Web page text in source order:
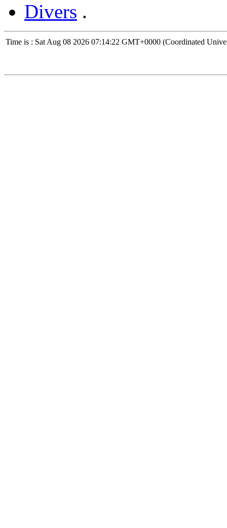
Divers .
Time is : Sat Aug 08 2026 07:14:22 GMT+0000 (Coordinated